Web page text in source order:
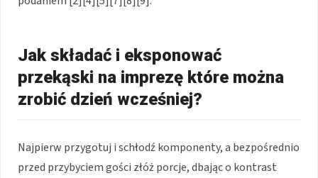
Jak składać i eksponować
przekąski na imprezę które można
zrobić dzień wcześniej?
Najpierw przygotuj i schłodź komponenty, a bezpośrednio
przed przybyciem gości złóż porcje, dbając o kontrast